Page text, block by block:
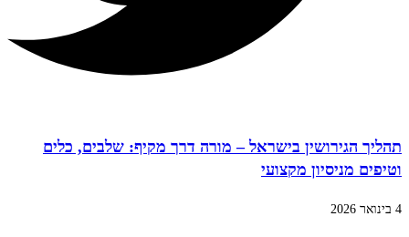
תהליך הגירושין בישראל – מורה דרך מקיף: שלבים, כלים
וטיפים מניסיון מקצועי
4 בינואר 2026